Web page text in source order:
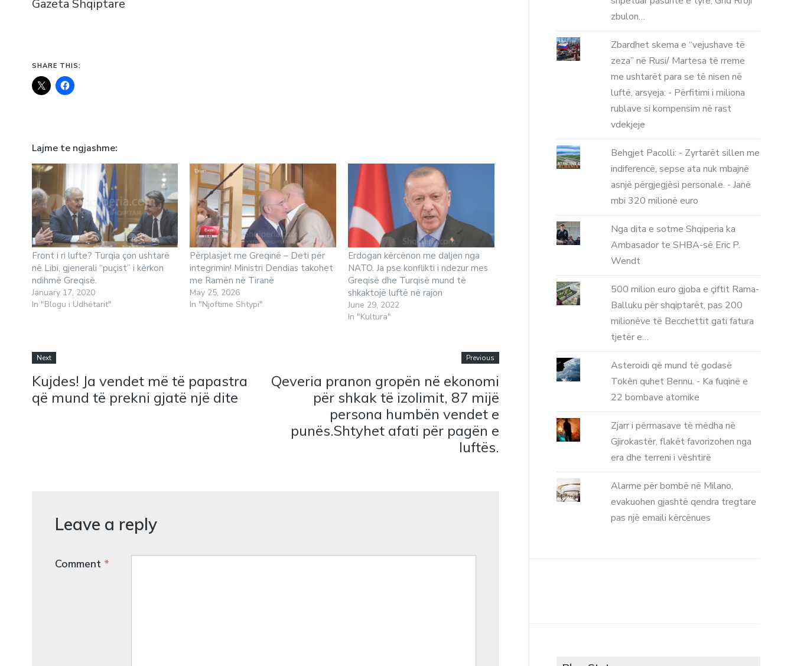
Gazeta Shqiptare
SHARE THIS:
Lajme te ngjashme
Front i ri lufte? Turqia çon ushtarë
në Libi, gjenerali “puçist” i kërkon
ndihmë Greqisë.
January 17, 2020
In "Blogu i Udhëtarit"
Përplasjet me Greqinë – Deti për
integrimin! Ministri Dendias takohet
me Ramën në Tiranë
May 25, 2026
In "Njoftime Shtypi"
Erdogan kërcënon me daljen nga
NATO. Ja pse konflikti i ndezur mes
Greqisë dhe Turqisë mund të
shkaktojë luftë në rajon
June 29, 2022
In "Kultura"
Next
Kujdes! Ja vendet më të papastra
që mund të prekni gjatë një dite
Previous
Qeveria pranon gropën në ekonomi
për shkak të izolimit, 87 mijë
persona humbën vendet e
punës.Shtyhet afati për pagën e
luftës.
Leave a reply
Comment *
zbulon…
Zbardhet skema e “vejushave të
zeza” në Rusi/ Martesa të rreme
me ushtarët para se të nisen në
luftë, arsyeja: - Përfitimi i miliona
rublave si kompensim në rast
vdekjeje
Behgjet Pacolli: - Zyrtarët sillen me
indiferencë, sepse ata nuk mbajnë
asnjë përgjegjësi personale. - Janë
mbi 320 milionë euro
Nga dita e sotme Shqiperia ka
Ambasador te SHBA-së Eric P.
Wendt
500 milion euro gjoba e çiftit Rama-
Balluku për shqiptarët, pas 200
milionëve të Becchettit gati fatura
tjetër e…
Asteroidi që mund të godasë
Tokën quhet Bennu. - Ka fuqinë e
22 bombave atomike
Zjarr i përmasave të mëdha në
Gjirokastër, flakët favorizohen nga
era dhe terreni i vështirë
Alarme për bombë në Milano,
evakuohen gjashtë qendra tregtare
pas një emaili kërcënues